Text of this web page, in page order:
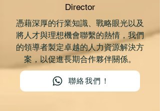
Director
憑藉深厚的行業知識、戰略眼光以及
將人才與理想機會聯繫的熱情，我們
的領導者製定卓越的人力資源解決方
案，以促進長期合作夥伴關係。
聯絡我們！